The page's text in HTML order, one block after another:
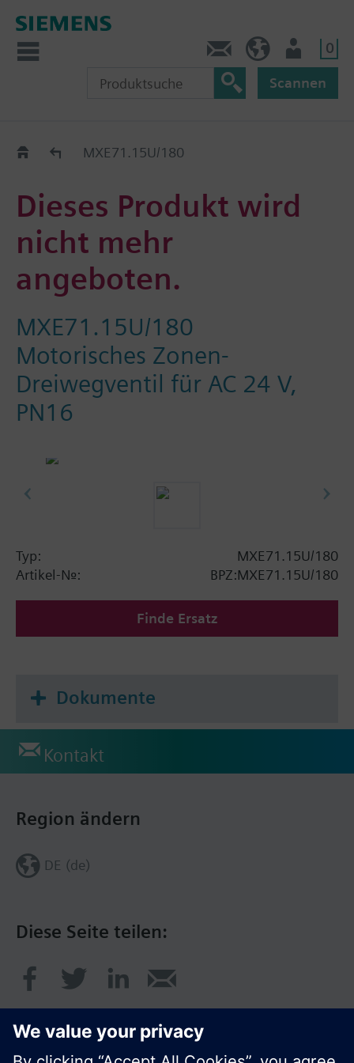
0
Scannen
Old2NewMXE71.15U/180
Dieses Produkt wird
nicht mehr
angeboten.
MXE71.15U/180
Motorisches Zonen-
Dreiwegventil für AC 24 V,
PN16
Typ:
MXE71.15U/180
Artikel-Nr.:
BPZ:MXE71.15U/180
Finde Ersatz
Dokumente
Kontakt
Diese Seite teilen:
Region ändern
DE (de)